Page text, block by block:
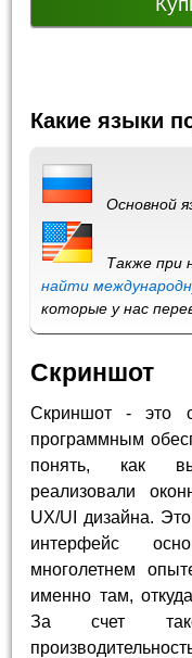
Какие языки
Основной
Также при
найти
которые у нас
Скриншот
Скриншот - это
программным
понять, как
реализовали
UX/UI дизайна. Это
интерфейс
многолетнем
именно там,
За счет